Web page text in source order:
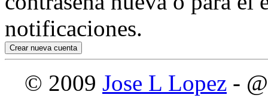
notificaciones.
© 2009 Jose L Lopez -